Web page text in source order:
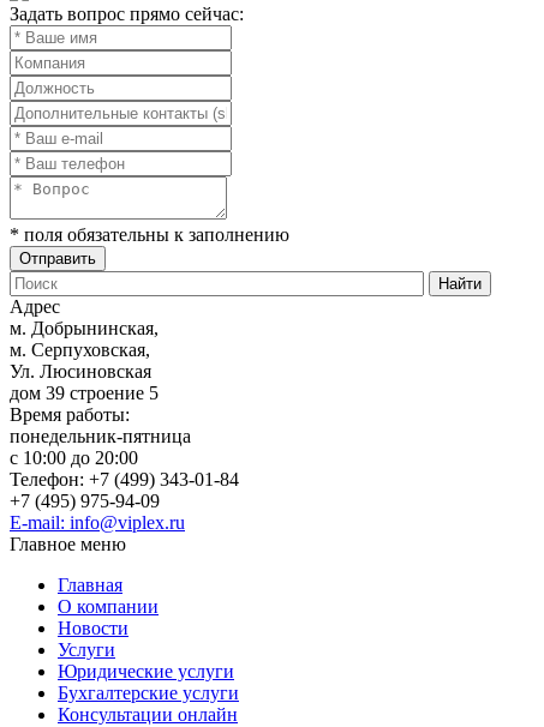
Задать вопрос прямо сейчас:
* поля обязательны к заполнению
Адрес
м. Добрынинская,
м. Серпуховская,
Ул. Люсиновская
дом 39 строение 5
Время работы:
понедельник-пятница
с 10:00 до 20:00
Телефон: +7 (499) 343-01-84
+7 (495) 975-94-09
E-mail: info@viplex.ru
Главное меню
Главная
О компании
Новости
Услуги
Юридические услуги
Бухгалтерские услуги
Консультации онлайн